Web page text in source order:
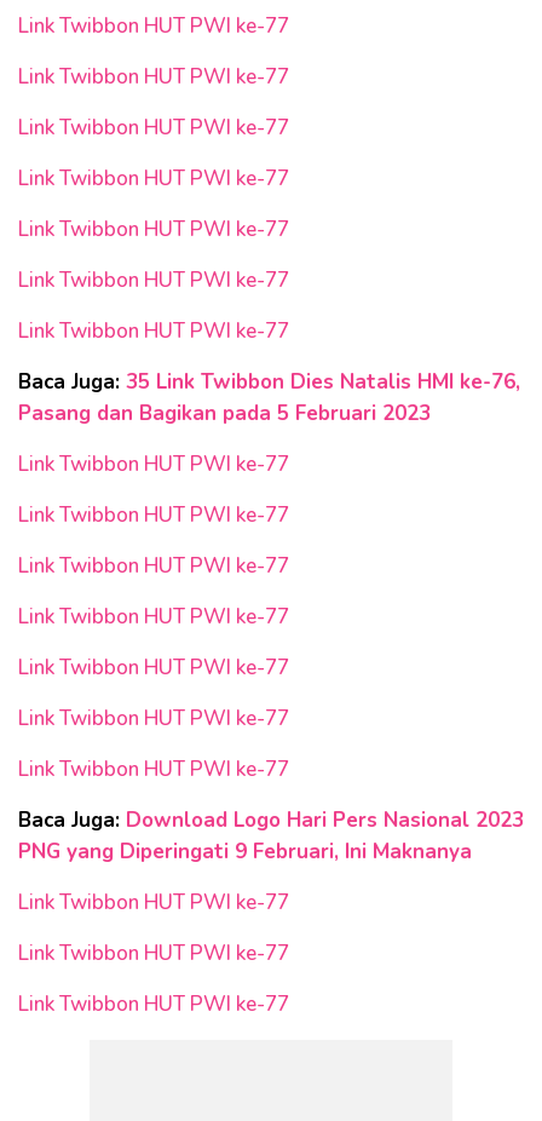
Link Twibbon HUT PWI ke-77
Link Twibbon HUT PWI ke-77
Link Twibbon HUT PWI ke-77
Link Twibbon HUT PWI ke-77
Link Twibbon HUT PWI ke-77
Link Twibbon HUT PWI ke-77
Link Twibbon HUT PWI ke-77
Baca Juga: 35 Link Twibbon Dies Natalis HMI ke-76,
Pasang dan Bagikan pada 5 Februari 2023
Link Twibbon HUT PWI ke-77
Link Twibbon HUT PWI ke-77
Link Twibbon HUT PWI ke-77
Link Twibbon HUT PWI ke-77
Link Twibbon HUT PWI ke-77
Link Twibbon HUT PWI ke-77
Link Twibbon HUT PWI ke-77
Baca Juga: Download Logo Hari Pers Nasional 2023
PNG yang Diperingati 9 Februari, Ini Maknanya
Link Twibbon HUT PWI ke-77
Link Twibbon HUT PWI ke-77
Link Twibbon HUT PWI ke-77